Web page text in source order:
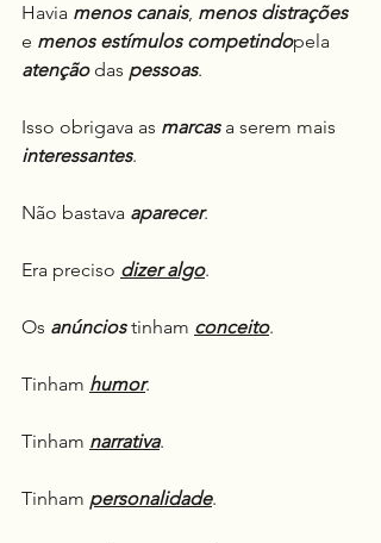
Havia menos canais, menos distrações
e menos estímulos competindopela
atenção das pessoas.
Isso obrigava as marcas a serem mais
interessantes.
Não bastava aparecer.
Era preciso dizer algo.
Os anúncios tinham conceito.
Tinham humor.
Tinham narrativa.
Tinham personalidade.